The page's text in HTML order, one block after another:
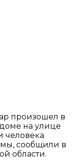
произошел в
на улице
человека
сообщили в
области.